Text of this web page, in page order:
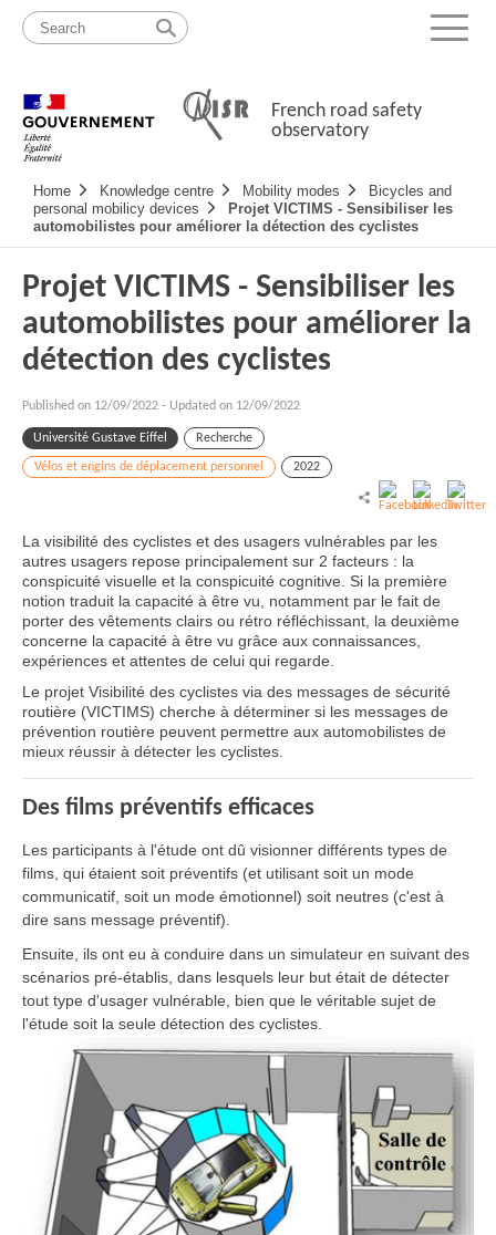
content
map
Menu
French road safety
observatory
Navigation
principale
Home Knowledge centre Mobility modes
Bicycles and
personal mobilicy devices
Projet VICTIMS - Sensibiliser les
automobilistes pour améliorer la détection des cyclistes
Projet VICTIMS - Sensibiliser les
automobilistes pour améliorer la
détection des cyclistes
Published on 12/09/2022 - Updated on 12/09/2022
Université Gustave Eiffel Recherche
Vélos et engins de déplacement personnel 2022
La visibilité des cyclistes et des usagers vulnérables par les
autres usagers repose principalement sur 2 facteurs : la
conspicuité visuelle et la conspicuité cognitive. Si la première
notion traduit la capacité à être vu, notamment par le fait de
porter des vêtements clairs ou rétro réfléchissant, la deuxième
concerne la capacité à être vu grâce aux connaissances,
expériences et attentes de celui qui regarde.
Le projet Visibilité des cyclistes via des messages de sécurité
routière (VICTIMS) cherche à déterminer si les messages de
prévention routière peuvent permettre aux automobilistes de
mieux réussir à détecter les cyclistes.
Des films préventifs efficaces
Les participants à l'étude ont dû visionner différents types de
films, qui étaient soit préventifs (et utilisant soit un mode
communicatif, soit un mode émotionnel) soit neutres (c'est à
dire sans message préventif).
Ensuite, ils ont eu à conduire dans un simulateur en suivant des
scénarios pré-établis, dans lesquels leur but était de détecter
tout type d'usager vulnérable, bien que le véritable sujet de
l'étude soit la seule détection des cyclistes.